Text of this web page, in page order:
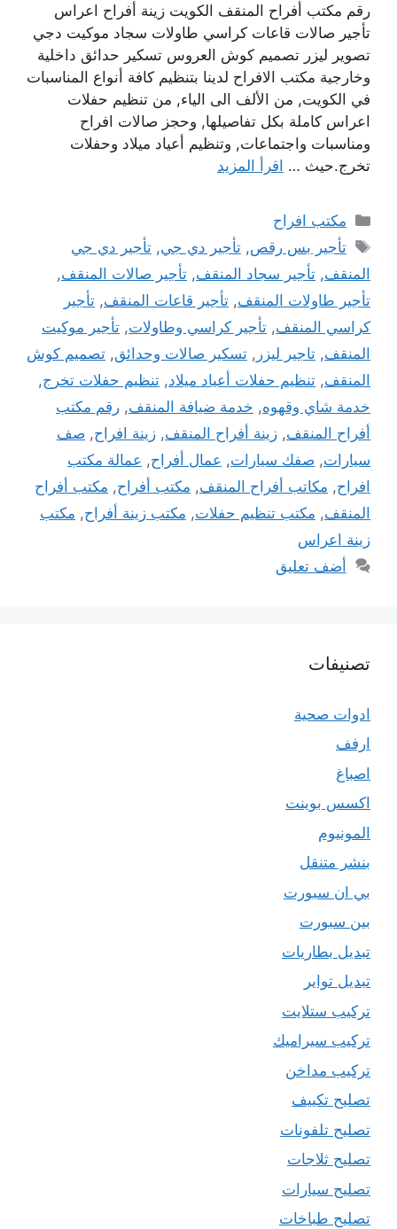
رقم مكتب أفراح المنقف الكويت زينة أفراح اعراس
تأجير صالات قاعات كراسي طاولات سجاد موكيت دجي
تصوير ليزر تصميم كوش العروس تسكير حدائق داخلية
وخارجية مكتب الافراح لدينا بتنظيم كافة أنواع المناسبات
في الكويت, من الألف الى الياء, من تنظيم حفلات
اعراس كاملة بكل تفاصيلها, وحجز صالات افراح
ومناسبات واجتماعات, وتنظيم أعياد ميلاد وحفلات
تخرج.حيث … اقرأ المزيد
التصنيفات
مكتب افراح
الوسوم
تأجير بس رقص,تأجير دي جي,تأجير دي جي
المنقف, تأجير سجاد المنقف, تأجير صالات المنقف,
تأجير طاولات المنقف, تأجير قاعات المنقف, تأجير
كراسي المنقف, تأجير كراسي وطاولات, تأجير موكيت
المنقف, تاجير ليزر , تسكير صالات وحدائق, تصميم كوش
المنقف, تنظيم حفلات أعياد ميلاد, تنظيم حفلات تخرج,
خدمة شاي وقهوه, خدمة ضيافة المنقف, رقم مكتب
أفراح المنقف, زينة أفراح المنقف, زينة افراح, صف
سيارات, صفك سيارات, عمال أفراح, عمالة مكتب
افراح, مكاتب أفراح المنقف, مكتب أفراح, مكتب أفراح
المنقف, مكتب تنظيم حفلات, مكتب زينة أفراح, مكتب
زينة اعراس
أضف تعليق
تصنيفات
ادوات صحية
ارفف
اصباغ
اكسس بوينت
المونيوم
بنشر متنقل
بي ان سبورت
بين سبورت
تبديل بطاريات
تبديل تواير
تركيب ستلايت
تركيب سيراميك
تركيب مداخن
تصليح تكييف
تصليح تلفونات
تصليح ثلاجات
تصليح سيارات
تصليح طباخات